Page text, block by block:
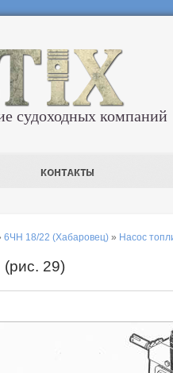
судоходных компаний
6ЧН 18/22 (Хабаровец) » Насос
29)